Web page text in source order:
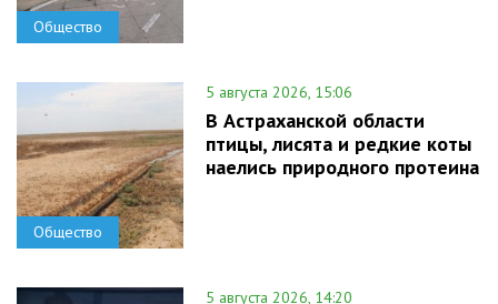
Общество
Общество
5 августа 2026, 15:06
В Астраханской области
птицы, лисята и редкие коты
наелись природного протеина
5 августа 2026, 14:20